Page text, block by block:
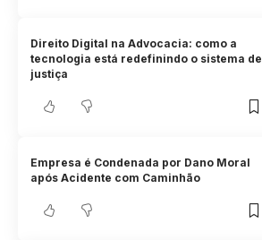
Direito Digital na Advocacia: como a
tecnologia está redefinindo o sistema de
justiça
Empresa é Condenada por Dano Moral
após Acidente com Caminhão